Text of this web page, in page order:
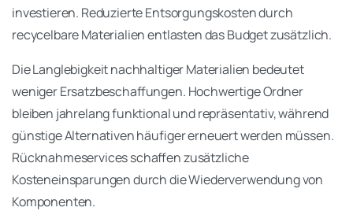
investieren. Reduzierte Entsorgungskosten durch
recycelbare Materialien entlasten das Budget zusätzlich.
Die Langlebigkeit nachhaltiger Materialien bedeutet
weniger Ersatzbeschaffungen. Hochwertige Ordner
bleiben jahrelang funktional und repräsentativ, während
günstige Alternativen häufiger erneuert werden müssen.
Rücknahmeservices schaffen zusätzliche
Kosteneinsparungen durch die Wiederverwendung von
Komponenten.